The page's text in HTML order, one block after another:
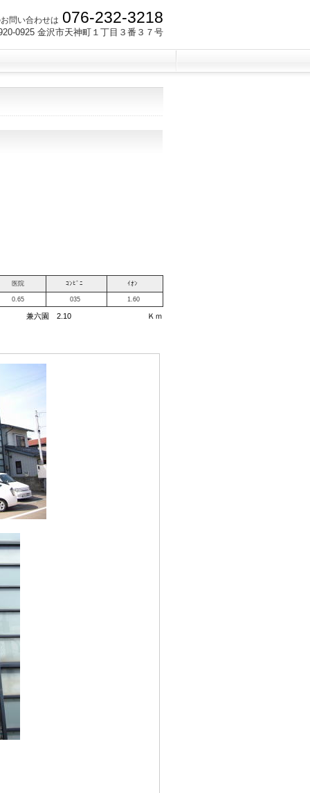
問い合わせは 076-232-3218
0925 金沢市天神町１丁目３番３７号
医院 ｺﾝﾋﾞﾆ ｲｵﾝ
0.65 035 1.60
兼六園 2.10 Ｋｍ